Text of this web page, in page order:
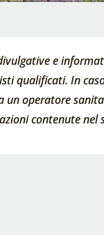
e
qualificati. In
operatore
contenute nel